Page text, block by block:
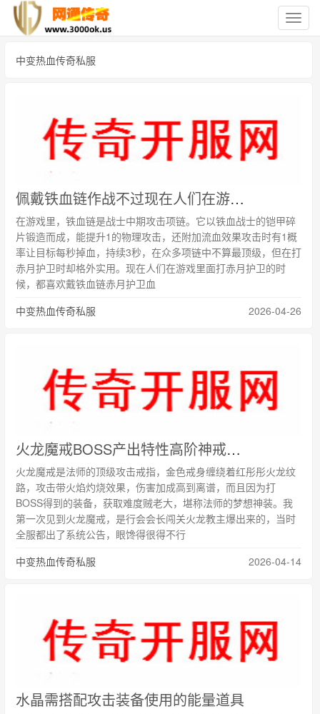
切
换
中变热血传奇私服
佩戴铁血链作战不过现在人们在游戏里面打赤月护卫的时候更实用
在游戏里，铁血链是战士中期攻击项链。它以铁血战士的铠甲碎
片锻造而成，能提升1的物理攻击，还附加流血效果攻击时有1概
率让目标每秒掉血，持续3秒，在众多项链中不算最顶级，但在打
赤月护卫时却格外实用。现在人们在游戏里面打赤月护卫的时
候，都喜欢戴铁血链赤月护卫血
中变热血传奇私服
2026-04-26
火龙魔戒BOSS产出特性高阶神戒帮衬一把战力唰唰涨的回忆
火龙魔戒是法师的顶级攻击戒指，金色戒身缠绕着红彤彤火龙纹
路，攻击带火焰灼烧效果，伤害加成高到离谱，而且因为打
BOSS得到的装备，获取难度贼老大，堪称法师的梦想神装。我
第一次见到火龙魔戒，是行会会长闯关火龙教主爆出来的，当时
全服都出了系统公告，眼馋得很得不行
中变热血传奇私服
2026-04-14
水晶需搭配攻击装备使用的能量道具